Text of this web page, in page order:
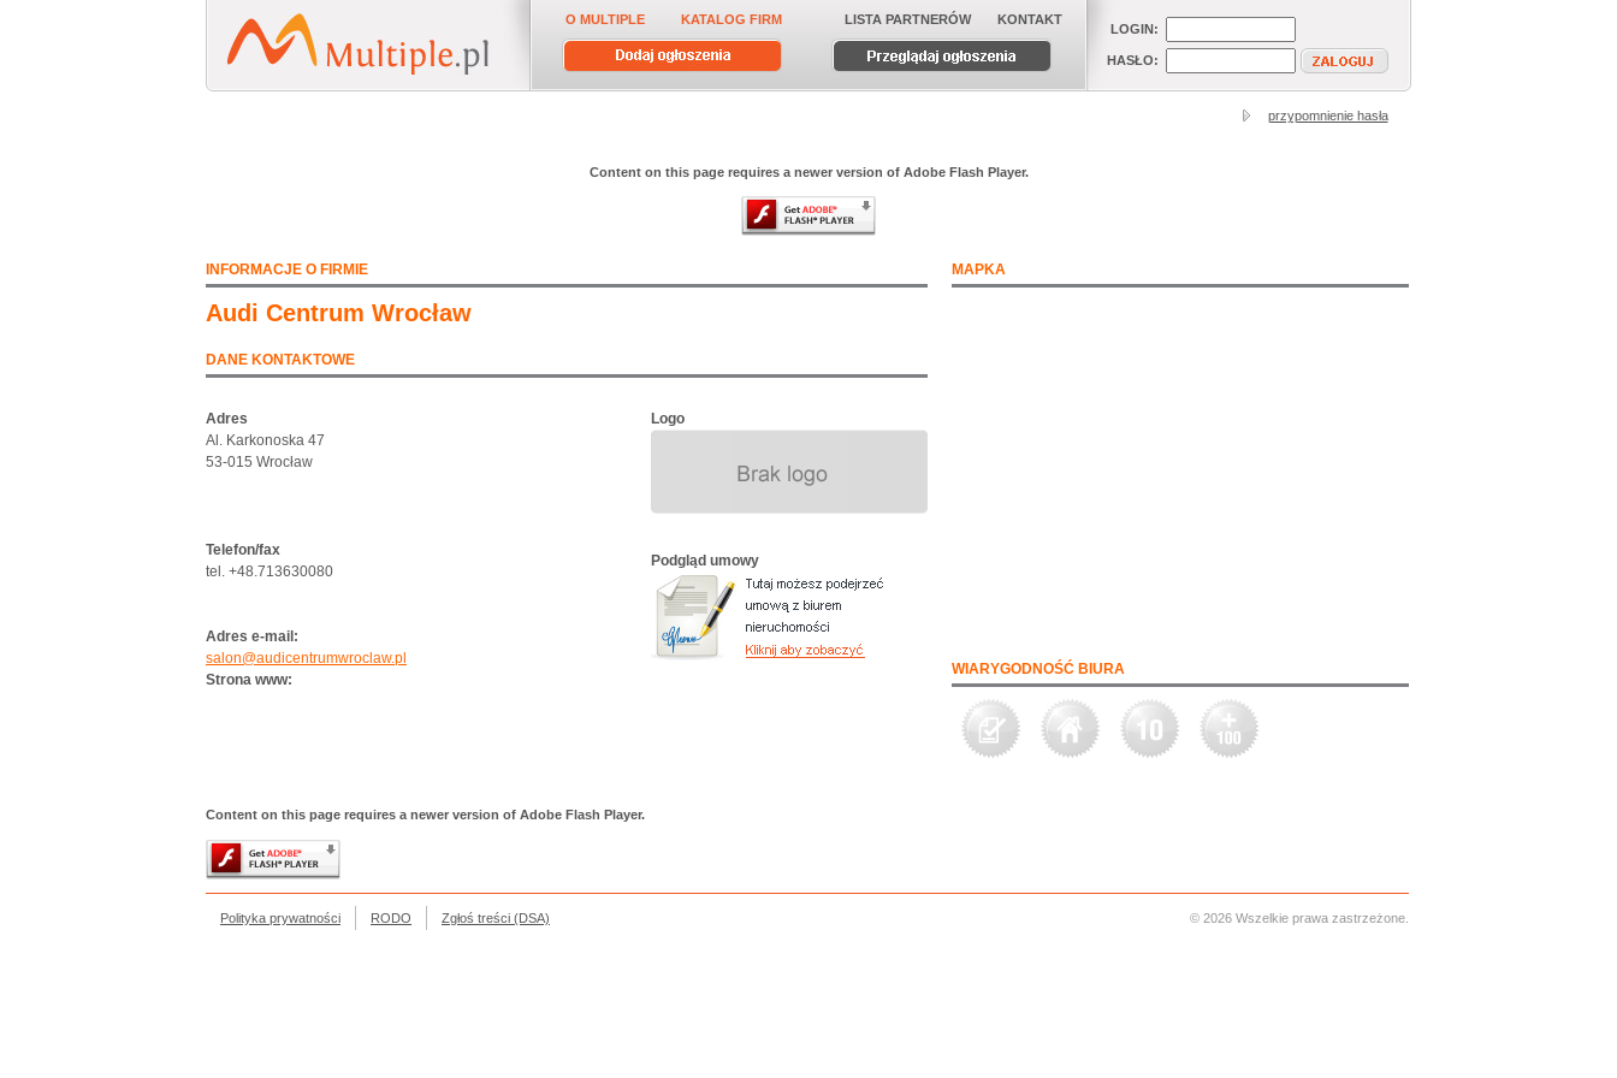
O MULTIPLE KATALOG FIRM LISTA PARTNERÓW KONTAKT
LOGIN:
HASŁO:
przypomnienie hasła
Content on this page requires a newer version of Adobe Flash Player.
INFORMACJE O FIRMIE
Audi Centrum Wrocław
DANE KONTAKTOWE
Adres
Al. Karkonoska 47
53-015 Wrocław
Logo
Telefon/fax
tel. +48.713630080
Adres e-mail:
salon@audicentrumwroclaw.pl
Strona www:
Podgląd umowy
MAPKA
WIARYGODNOŚĆ BIURA
Content on this page requires a newer version of Adobe Flash Player.
Polityka prywatności RODO Zgłoś treści (DSA) © 2026 Wszelkie prawa zastrzeżone.